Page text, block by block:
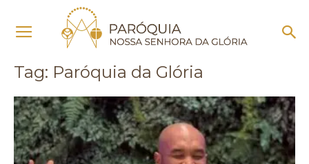
Paróquia da Glória
Tag: Paróquia da Glória